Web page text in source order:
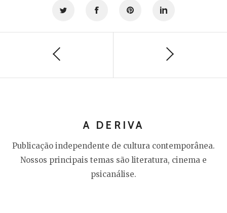
A DERIVA
Publicação independente de cultura contemporânea.
Nossos principais temas são literatura, cinema e
psicanálise.